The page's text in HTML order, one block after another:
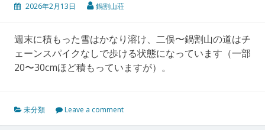
2026年2月13日 鍋割山荘
週末に積もった雪はかなり溶け、二俣〜鍋割山の道はチ
ェーンスパイクなしで歩ける状態になっています（一部
20〜30cmほど積もっていますが）。
未分類 Leave a comment